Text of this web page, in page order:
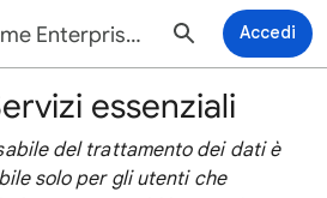
Guida di Chrome Enterprise and Education Accedi
essenziali
del trattamento dei dati è
solo per gli utenti che